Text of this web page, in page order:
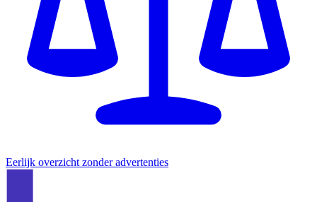
Eerlijk overzicht zonder advertenties